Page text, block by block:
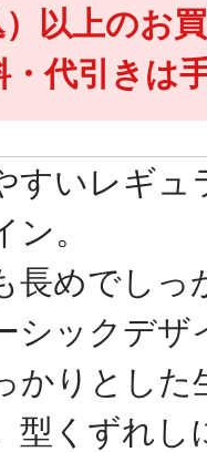
以上のお
・代引きは
すいレギュ
ン。
長めでしっ
シックデザ
かりとした
型くずれ